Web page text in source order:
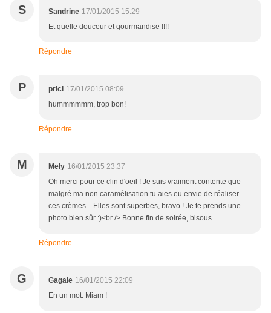
S Sandrine 17/01/2015 15:29
Et quelle douceur et gourmandise !!!!
Répondre
P prici 17/01/2015 08:09
hummmmmm, trop bon!
Répondre
M Mely 16/01/2015 23:37
Oh merci pour ce clin d'oeil ! Je suis vraiment contente que
malgré ma non caramélisation tu aies eu envie de réaliser
ces crèmes... Elles sont superbes, bravo ! Je te prends une
photo bien sûr :)<br /> Bonne fin de soirée, bisous.
Répondre
G Gagaie 16/01/2015 22:09
En un mot: Miam !